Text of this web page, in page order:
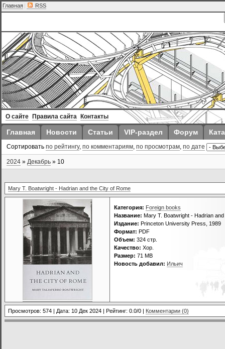
Главная | RSS
О сайте Правила сайта Контакты
Главная Новости Статьи VIP-раздел Форум
Сортировать по рейтингу, по комментариям, по просмотрам, по дате
2024 » Декабрь » 10
Mary T. Boatwright - Hadrian and the City of Rome
Категория: Foreign books
Название: Mary T. Boatwright - Hadrian
Издание: Princeton University Press, 1989
Формат: PDF
Объем: 324 стр.
Качество: Хор.
Размер: 71 МВ
Новость добавил: Ильич
Просмотров: 574 | Дата: 10 Дек 2024 | Рейтинг: 0.0/0 | Комментарии (0)